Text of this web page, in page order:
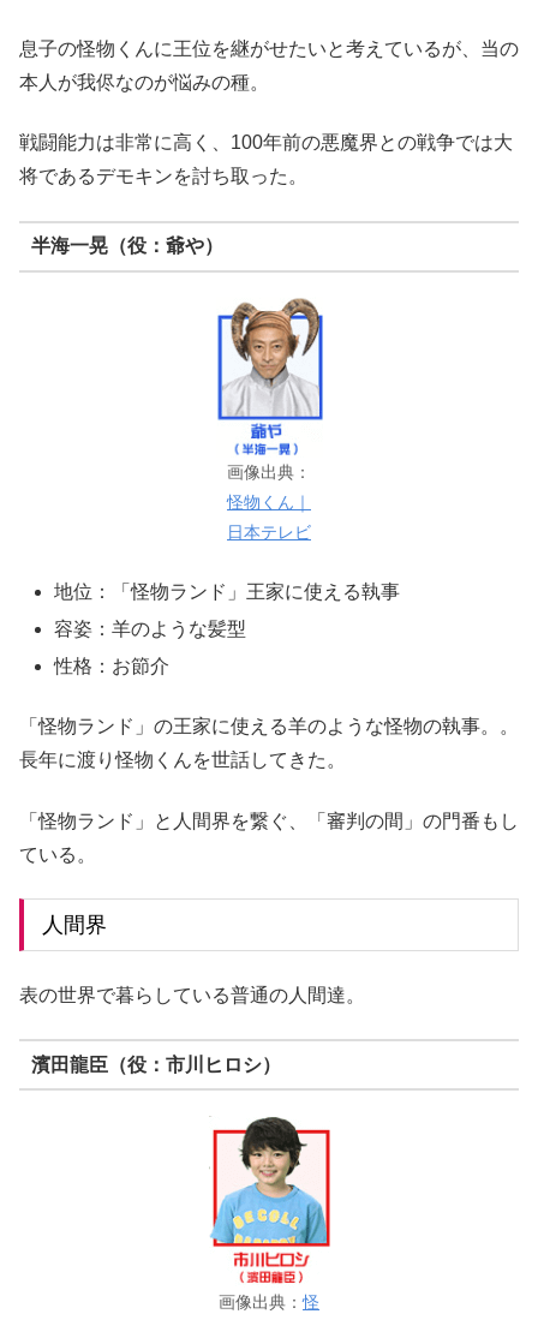
息子の怪物くんに王位を継がせたいと考えているが、当の
本人が我侭なのが悩みの種。
戦闘能力は非常に高く、100年前の悪魔界との戦争では大
将であるデモキンを討ち取った。
半海一晃（役：爺や）
画像出典：
怪物くん｜
日本テレビ
地位：「怪物ランド」王家に使える執事
容姿：羊のような髪型
性格：お節介
「怪物ランド」の王家に使える羊のような怪物の執事。。
長年に渡り怪物くんを世話してきた。
「怪物ランド」と人間界を繋ぐ、「審判の間」の門番もし
ている。
人間界
表の世界で暮らしている普通の人間達。
濱田龍臣（役：市川ヒロシ）
画像出典：怪